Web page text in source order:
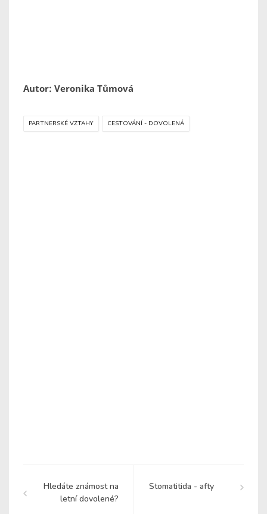
Autor: Veronika Tůmová
PARTNERSKÉ VZTAHY CESTOVÁNÍ - DOVOLENÁ
Hledáte známost na
letní dovolené?
Stomatitida - afty